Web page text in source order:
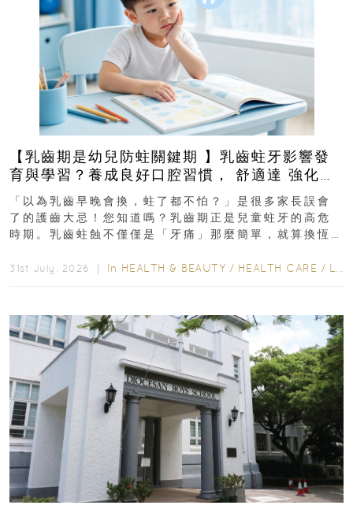
【乳齒期是幼兒防蛀關鍵期 】乳齒蛀牙影響發
育與學習？養成良好口腔習慣， 舒適達 強化琺
瑯質 兒童牙膏防護指南
「以為乳齒早晚會換，蛀了都不怕？」是很多家長誤會
了的護齒大忌！您知道嗎？乳齒期正是兒童蛀牙的高危
時期。乳齒蛀蝕不僅僅是「牙痛」那麼簡單，就算換恆
31st July, 2026 ｜ In HEALTH & BEAUTY / HEALTH CARE / LIFESTYLE